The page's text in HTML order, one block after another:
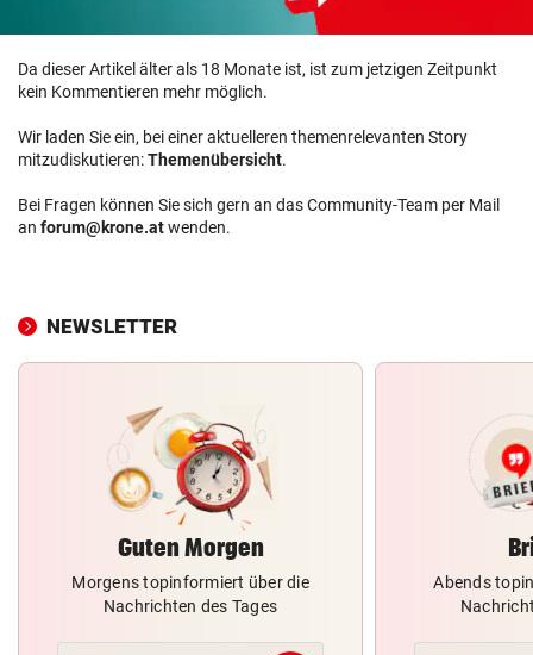
Da dieser Artikel älter als 18 Monate ist, ist zum jetzigen Zeitpunkt
kein Kommentieren mehr möglich.
Wir laden Sie ein, bei einer aktuelleren themenrelevanten Story
mitzudiskutieren:Themenübersicht.
Bei Fragen können Sie sich gern an das Community-Team per Mail
an forum@krone.atwenden.
NEWSLETTER
Guten Morgen
Morgens topinformiert über die
Nachrichten des Tages
Abends